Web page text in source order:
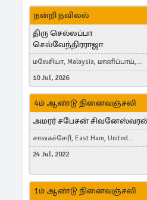
நன்றி நவிலல்
திரு செல்லப்பா
செல்வேந்திரராஜா
மலேசியா, Malaysia, மானிப்பாய்,
Duisburg, Germany, London, United
Kingdom
10 Jul, 2026
4ம் ஆண்டு நினைவஞ்சலி
அமரர் சபேசன்
சாவகச்சேரி, East Ham, United
Kingdom
24 Jul, 2022
1ம் ஆண்டு நினைவஞ்சலி